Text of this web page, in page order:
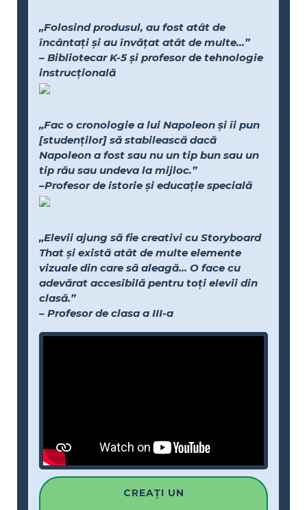
„Folosind produsul, au fost atât de
încântați și au învățat atât de multe...”
– Bibliotecar K-5 și profesor de tehnologie
instrucțională
„Fac o cronologie a lui Napoleon și îi pun
[studenților] să stabilească dacă
Napoleon a fost sau nu un tip bun sau un
tip rău sau undeva la mijloc.”
–Profesor de istorie și educație specială
„Elevii ajung să fie creativi cu Storyboard
That și există atât de multe elemente
vizuale din care să aleagă... O face cu
adevărat accesibilă pentru toți elevii din
clasă.”
– Profesor de clasa a III-a
CREAȚI UN